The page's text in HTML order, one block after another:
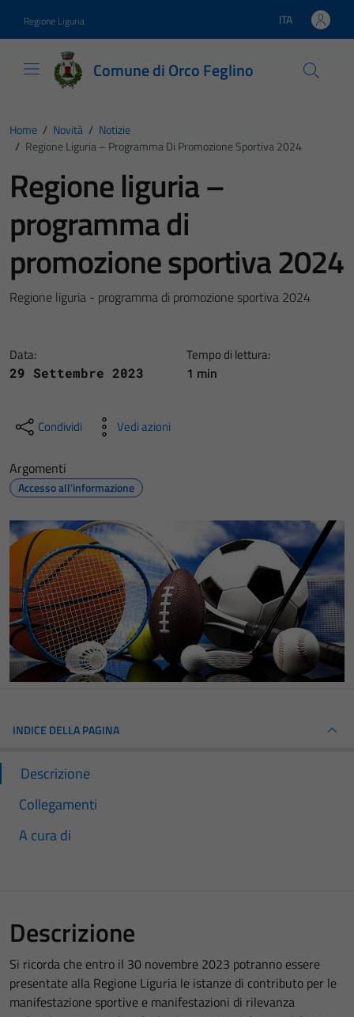
Regione Liguria Lingua attiva:
ITA
Comune di Orco Feglino
Home / Novità / Notizie
/ Regione Liguria – Programma Di Promozione Sportiva 2024
Regione liguria –
programma di
promozione sportiva 2024
Regione liguria - programma di promozione sportiva 2024
Data:
29 Settembre 2023
Tempo di lettura:
1 min
Condividi Vedi azioni
Argomenti
Accesso all'informazione
INDICE DELLA PAGINA
Descrizione
Collegamenti
A cura di
Descrizione
Si ricorda che entro il 30 novembre 2023 potranno essere
presentate alla Regione Liguria le istanze di contributo per le
manifestazione sportive e manifestazioni di rilevanza